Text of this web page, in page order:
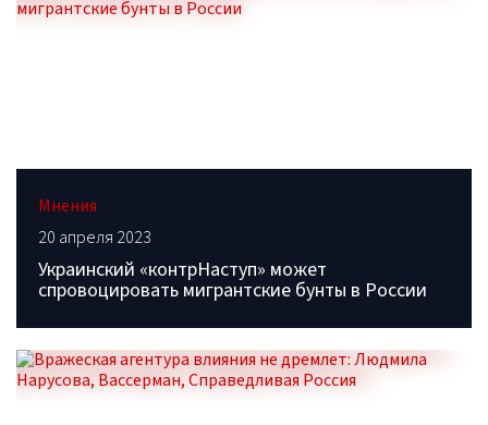
Мнения
20 апреля 2023
Украинский «контрНаступ» может
спровоцировать мигрантские бунты в России